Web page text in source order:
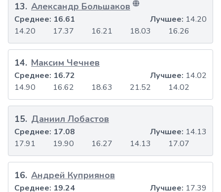
13. Александр Большаков
14.20 17.37 16.21 18.03 16.26
Среднее: 16.61 Лучшее: 14.20
14. Максим Чечнев
14.90 16.62 18.63 21.52 14.02
Среднее: 16.72 Лучшее: 14.02
15. Даниил Лобастов
17.91 19.90 16.27 14.13 17.07
Среднее: 17.08 Лучшее: 14.13
16. Андрей Куприянов
Среднее: 19.24 Лучшее: 17.39